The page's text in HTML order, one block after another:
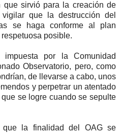
sirvió para la creación de
que la destrucción del
se haga conforme al plan
posible.
por la Comunidad
Observatorio, pero, como
de llevarse a cabo, unos
y perpetrar un atentado
se logre cuando se sepulte
la finalidad del OAG se